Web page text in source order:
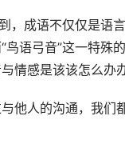
，成语不仅仅是语
语弓音”这一特殊
情感是该该怎么办
他人的沟通，我们